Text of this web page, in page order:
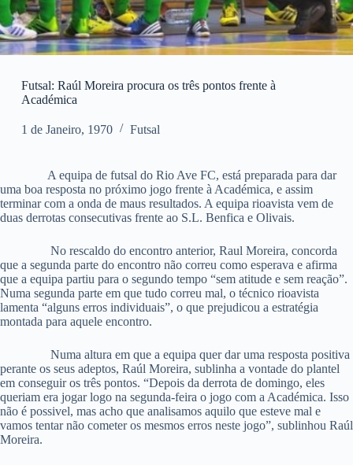
Futsal: Raúl Moreira procura os três pontos frente à
Académica
1 de Janeiro, 1970 Futsal
A equipa de futsal do Rio Ave FC, está preparada para dar
uma boa resposta no próximo jogo frente à Académica, e assim
terminar com a onda de maus resultados. A equipa rioavista vem de
duas derrotas consecutivas frente ao S.L. Benfica e Olivais.
No rescaldo do encontro anterior, Raul Moreira, concorda
que a segunda parte do encontro não correu como esperava e afirma
que a equipa partiu para o segundo tempo “sem atitude e sem reação”.
Numa segunda parte em que tudo correu mal, o técnico rioavista
lamenta “alguns erros individuais”, o que prejudicou a estratégia
montada para aquele encontro.
Numa altura em que a equipa quer dar uma resposta positiva
perante os seus adeptos, Raúl Moreira, sublinha a vontade do plantel
em conseguir os três pontos. “Depois da derrota de domingo, eles
queriam era jogar logo na segunda-feira o jogo com a Académica. Isso
não é possivel, mas acho que analisamos aquilo que esteve mal e
vamos tentar não cometer os mesmos erros neste jogo”, sublinhou Raúl
Moreira.